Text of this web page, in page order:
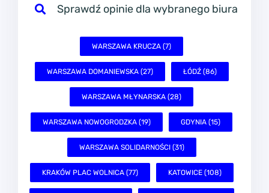
Sprawdź opinie dla wybranego biura
WARSZAWA KRUCZA (7)
WARSZAWA DOMANIEWSKA (27) ŁÓDŹ (86)
WARSZAWA MŁYNARSKA (28)
WARSZAWA NOWOGRODZKA (19) GDYNIA (15)
WARSZAWA SOLIDARNOŚCI (31)
KRAKÓW PLAC WOLNICA (77) KATOWICE (108)